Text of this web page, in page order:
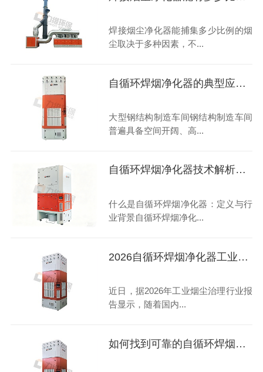
焊接烟尘净化器能捕集多少比例的烟
尘取决于多种因素，不...
自循环焊烟净化器的典型应用场景
大型钢结构制造车间钢结构制造车间
普遍具备空间开阔、高...
自循环焊烟净化器技术解析了解下
什么是自循环焊烟净化器：定义与行
业背景自循环焊烟净化...
2026自循环焊烟净化器工业级高性价比畅销型号选购指南
近日，据2026年工业烟尘治理行业报
告显示，随着国内...
如何找到可靠的自循环焊烟净化器合作伙伴？